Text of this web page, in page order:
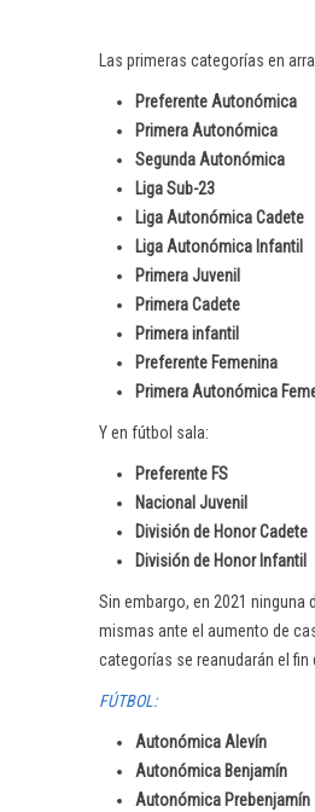
Las primeras categorías en
Preferente Autonómica
Primera Autonómica
Segunda Autonómica
Liga Sub-23
Liga Autonómica Cadete
Liga Autonómica Infantil
Primera Juvenil
Primera Cadete
Primera infantil
Preferente Femenina
Primera Autonómica
Y en fútbol sala:
Preferente FS
Nacional Juvenil
División de Honor Cadete
División de Honor Infantil
Sin embargo, en 2021
mismas ante el aumento de
categorías se reanudarán el
FÚTBOL:
Autonómica Alevín
Autonómica Benjamín
Autonómica Prebenjamín